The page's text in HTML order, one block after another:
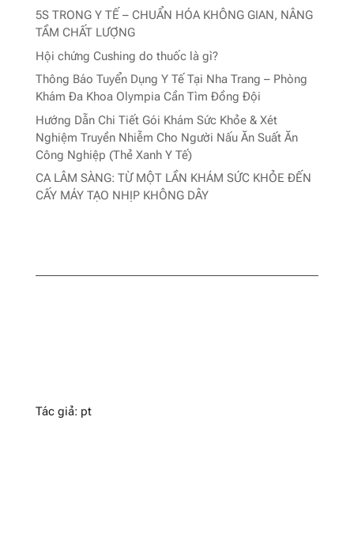
5S TRONG Y TẾ – CHUẨN HÓA KHÔNG GIAN, NÂNG
TẦM CHẤT LƯỢNG
Hội chứng Cushing do thuốc là gì?
Thông Báo Tuyển Dụng Y Tế Tại Nha Trang – Phòng
Khám Đa Khoa Olympia Cần Tìm Đồng Đội
Hướng Dẫn Chi Tiết Gói Khám Sức Khỏe & Xét
Nghiệm Truyền Nhiễm Cho Người Nấu Ăn Suất Ăn
Công Nghiệp (Thẻ Xanh Y Tế)
CA LÂM SÀNG: TỪ MỘT LẦN KHÁM SỨC KHỎE ĐẾN
CẤY MÁY TẠO NHỊP KHÔNG DÂY
Tác giả: pt